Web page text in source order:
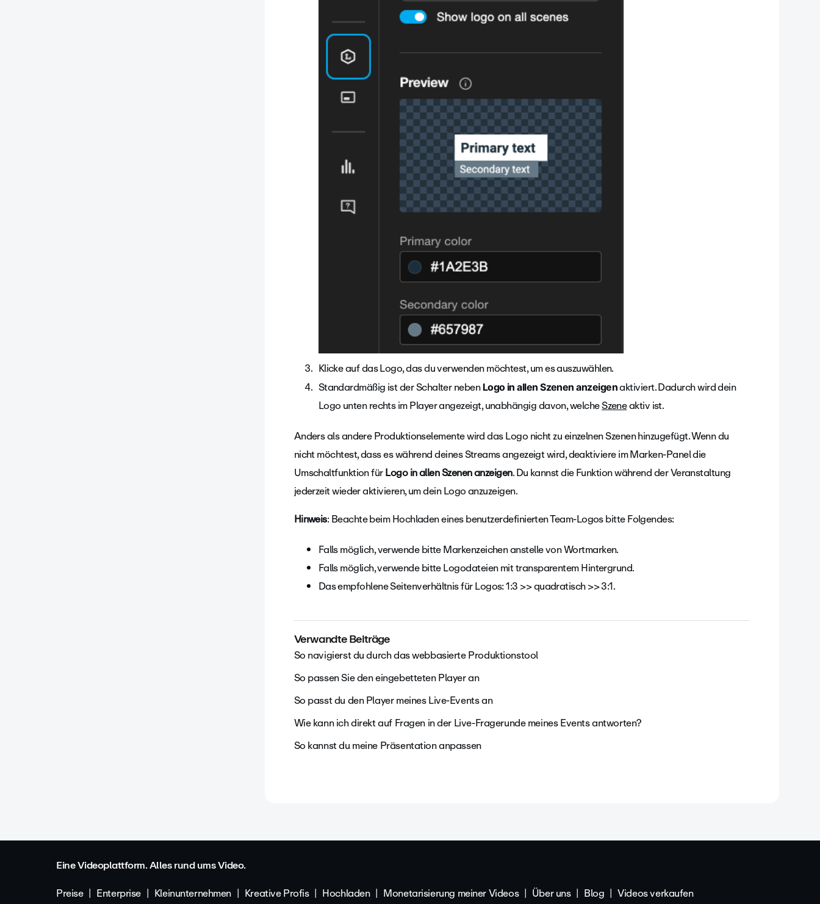
Klicke auf das Logo, das du verwenden möchtest, um es auszuwählen.
Standardmäßig ist der Schalter neben Logo in allen Szenen anzeigenaktiviert. Dadurch wird dein
Logo unten rechts im Player angezeigt, unabhängig davon, welcheSzeneaktiv ist.
Anders als andere Produktionselemente wird das Logo nicht zu einzelnen Szenen hinzugefügt. Wenn du
nicht möchtest, dass es während deines Streams angezeigt wird, deaktiviere im Marken-Panel die
Umschaltfunktion fürLogo in allen Szenen anzeigen. Du kannst die Funktion während der Veranstaltung
jederzeit wieder aktivieren, um dein Logo anzuzeigen.
Hinweis: Beachte beim Hochladen eines benutzerdefinierten Team-Logos bitte Folgendes:
Falls möglich, verwende bitte Markenzeichen anstelle von Wortmarken.
Falls möglich, verwende bitte Logodateien mit transparentem Hintergrund.
Das empfohlene Seitenverhältnis für Logos: 1:3 >> quadratisch >> 3:1.
Verwandte Beiträge
So navigierst du durch das webbasierte Produktionstool
So passen Sie den eingebetteten Player an
So passt du den Player meines Live-Events an
Wie kann ich direkt auf Fragen in der Live-Fragerunde meines Events antworten?
So kannst du meine Präsentation anpassen
Eine Videoplattform. Alles rund ums Video.
Preise
Enterprise Kleinunternehmen Kreative Profis Hochladen Monetarisierung meiner Videos Über uns Blog Videos verkaufen